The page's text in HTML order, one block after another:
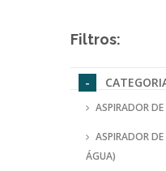
Filtros:
ASPIRADOR
ASPIRADOR
ÁGUA)